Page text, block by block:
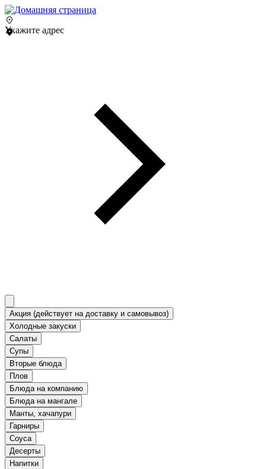
Укажите адрес
Акция (действует на доставку и самовывоз)
Холодные закуски
Салаты
Супы
Вторые блюда
Плов
Блюда на компанию
Блюда на мангале
Манты, хачапури
Гарниры
Соуса
Десерты
Напитки